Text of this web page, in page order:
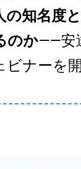
の知名度
のか——安
ビナーを